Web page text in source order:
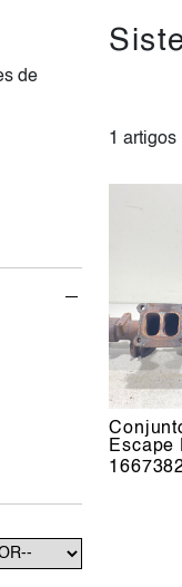
de
1 artigos
Escape